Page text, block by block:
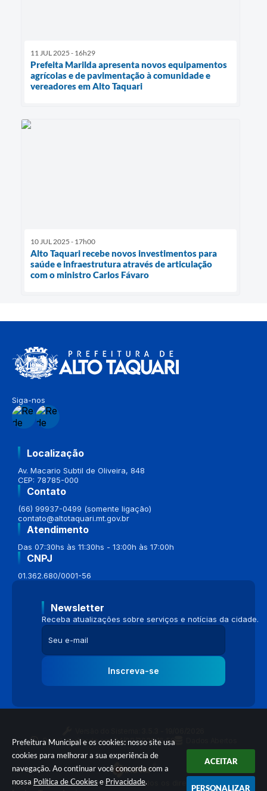
Prefeitura Municipal e os cookies: nosso site usa
cookies para melhorar a sua experiência de
navegação. Ao continuar você concorda com a
nossa Política de Cookies e Privacidade.
ACEITAR
PERSONALIZAR
11 JUL 2025 - 16h29
Prefeita Marilda apresenta novos equipamentos
agrícolas e de pavimentação à comunidade e
vereadores em Alto Taquari
10 JUL 2025 - 17h00
Alto Taquari recebe novos investimentos para
saúde e infraestrutura através de articulação
com o ministro Carlos Fávaro
Siga-nos
Localização
Av. Macario Subtil de Oliveira, 848
CEP: 78785-000
Contato
(66) 99937-0499 (somente ligação)
contato@altotaquari.mt.gov.br
Atendimento
Das 07:30hs às 11:30hs - 13:00h às 17:00h
CNPJ
01.362.680/0001-56
Newsletter
Receba atualizações sobre serviços e notícias da cidade.
Inscreva-se
Portal atualizado em:04/08/2026 16:58
© Copyright Instar - 2006-2026. Todos os direitos reservados -